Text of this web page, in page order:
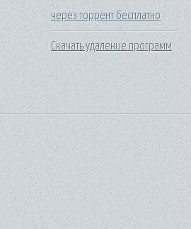
через торрент бесплатно
Скачать удаление программ